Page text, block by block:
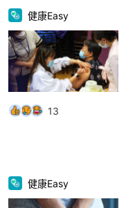
健康Easy
13
健康Easy